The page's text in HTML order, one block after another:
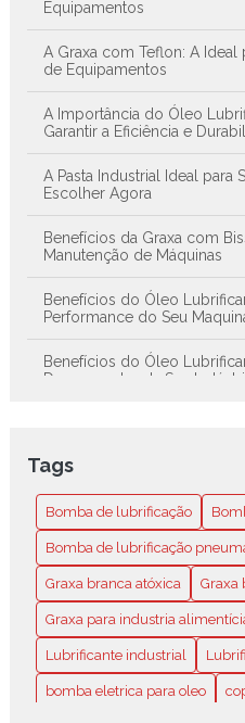
Equipamentos
A Graxa com Teflon: A
de Equipamentos
A Importância do Óleo
Garantir a Eficiência e
A Pasta Industrial Ideal para
Escolher Agora
Benefícios da Graxa com
Manutenção de Máquinas
Benefícios do Óleo
Performance do Seu
Benefícios do Óleo
Desempenho da Sua Indústria
Alta Performance
Bomba de lubrificação
manter sua máquina
Bomba de lubrificação
manter sua máquina
Bomba de lubrificação
manter sua máquina
Tags
Bomba de lubrificação
Bomba de lubrificação
Graxa branca atóxica Graxa
Graxa para industria
Lubrificante industrial
bomba eletrica para oleo